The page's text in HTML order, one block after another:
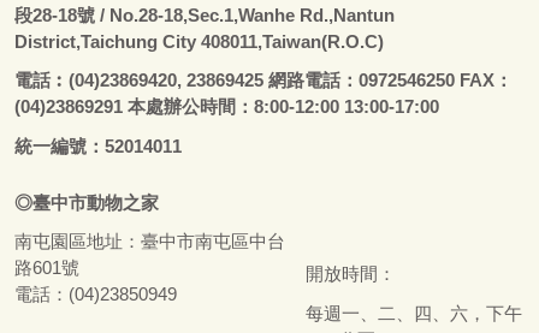
段28-18號 / No.28-18,Sec.1,Wanhe Rd.,Nantun
District,Taichung City 408011,Taiwan(R.O.C)
電話︰ (04)23869420, 23869425 網路電話：0972546250 FAX：
(04)23869291 本處辦公時間：8:00-12:00 13:00-17:00
統一編號：52014011
◎臺中市動物之家
南屯園區地址： 臺中市南屯區中台
路601號
電話：(04)23850949
開放時間：
每週一、二、四、六，下午